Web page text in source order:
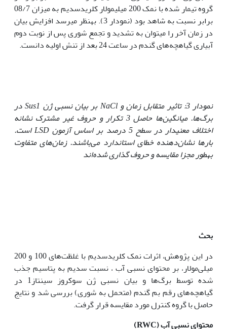
گروه تیمار شده با نمک 200 میلی‏مولار کلریدسدیم به میزان 08/7
برابر نسبت به شاهد بود (نمودار 3). به‏نظر می‏رسد افزایش بیان
در زمان آخر را می‏توان به تشدید و تجمع شوری پس از نوبت دوم
آبیاری گیاه‏چه‌های گندم در ساعت 24 بعد از تنش اولیه دانست.
نمودار 3: تاثیر متقابل زمان و NaClبر بیان نسبی ژن Sus1در
برگ‌ها. میانگین‌ها حاصل 3 تکرار و حروف غیر مشترک نشانه
اختلاف معنی‏دار در سطح 5 درصد بر اساس آزمون
LSDاست.
بارها نشان‌دهنده خطای استاندارد می‌باشند. زمان‌های متفاوت
به‏طور مجزا مقایسه و حروف گذاری شده‌اند
بحث
در این پژوهش، اثرات نمک کلریدسدیم با غلظت‌های 100 و 200
میلی‌مولار، بر محتوای نسبی آب ، نسبت سدیم به پتاسیم جذب
شده توسط برگ‌ها و بیان نسبی ژن سوکروز سینتاز1 در
گیاه‏چه‌های رقم بم گندم (متحمل به شوری) بررسی شد و نتایج
حاصل با گروه کنترل مورد مقایسه قرار گرفت.
محتوای نسبی آب (RWC
)